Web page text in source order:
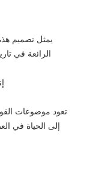
يمثل تصميم
الرائعة في
تعود موضوعات
إلى الحياة في